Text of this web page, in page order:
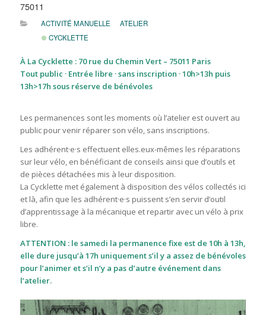
75011
ACTIVITÉ MANUELLE
ATELIER
CYCKLETTE
À La Cycklette : 70 rue du Chemin Vert – 75011 Paris
Tout public · Entrée libre · sans inscription · 10h>13h puis
13h>17h sous réserve de bénévoles
Les permanences sont les moments où l’atelier est ouvert au
public pour venir réparer son vélo, sans inscriptions.
Les adhérent·e·s effectuent elles.eux-mêmes les réparations
sur leur vélo, en bénéficiant de conseils ainsi que d’outils et
de pièces détachées mis à leur disposition.
La Cycklette met également à disposition des vélos collectés ici
et là, afin que les adhérent·e·s puissent s’en servir d’outil
d’apprentissage à la mécanique et repartir avec un vélo à prix
libre.
ATTENTION : le samedi la permanence fixe est de 10h à 13h,
elle dure jusqu’à 17h uniquement s’il y a assez de bénévoles
pour l’animer et s’il n’y a pas d’autre événement dans
l’atelier.